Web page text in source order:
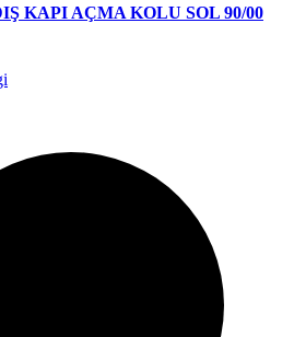
KAPI AÇMA KOLU SOL 90/00